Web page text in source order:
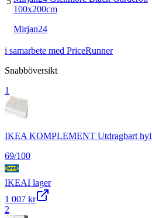
100x200cm
Mirjan24
i samarbete med PriceRunner
Snabböversikt
1
IKEA KOMPLEMENT Utdragbart
69/100
IKEAI lager
1 007 kr
2